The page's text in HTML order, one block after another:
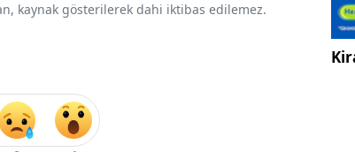
kaynak gösterilerek dahi iktibas edilemez.